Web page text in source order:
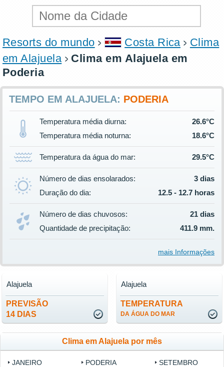
Resorts do mundo Costa Rica
Clima
em Alajuela
Clima em Alajuela em
Poderia
TEMPO EM ALAJUELA: PODERIA
Temperatura média diurna:
26.6°C
Temperatura média noturna:
18.6°C
Temperatura da água do mar: 29.5°C
Número de dias ensolarados:
3 dias
Duração do dia:
12.5 - 12.7 horas
Número de dias chuvosos:
21 dias
Quantidade de precipitação:
411.9 mm.
mais Informações
PREVISÃO
14 DIAS
Alajuela
TEMPERATURA
DA ÁGUA DO MAR
Alajuela
Clima em Alajuela por mês
JANEIRO
PODERIA
SETEMBRO